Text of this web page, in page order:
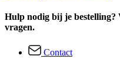
Hulp nodig bij je
vragen.
Contact